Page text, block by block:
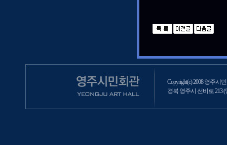
Copyright(c) 2008 영주시
경북 영주시 선비로 213 (